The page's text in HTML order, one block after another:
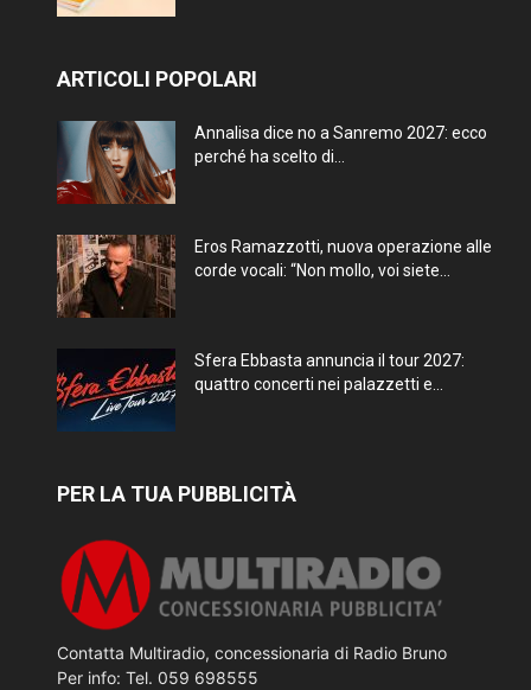
ARTICOLI POPOLARI
Annalisa dice no a Sanremo 2027: ecco
perché ha scelto di...
Eros Ramazzotti, nuova operazione alle
corde vocali: “Non mollo, voi siete...
Sfera Ebbasta annuncia il tour 2027:
quattro concerti nei palazzetti e...
PER LA TUA PUBBLICITÀ
Contatta Multiradio, concessionaria di Radio Bruno
Per info: Tel. 059 698555